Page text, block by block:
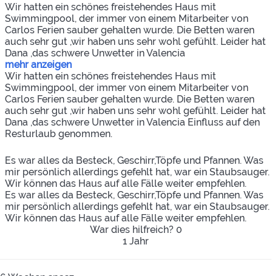
Wir hatten ein schönes freistehendes Haus mit
Swimmingpool, der immer von einem Mitarbeiter von
Carlos Ferien sauber gehalten wurde. Die Betten waren
auch sehr gut ,wir haben uns sehr wohl gefühlt. Leider hat
Dana ,das schwere Unwetter in Valencia
mehr anzeigen
Wir hatten ein schönes freistehendes Haus mit
Swimmingpool, der immer von einem Mitarbeiter von
Carlos Ferien sauber gehalten wurde. Die Betten waren
auch sehr gut ,wir haben uns sehr wohl gefühlt. Leider hat
Dana ,das schwere Unwetter in Valencia Einfluss auf den
Resturlaub genommen.
Es war alles da Besteck, Geschirr,Töpfe und Pfannen. Was
mir persönlich allerdings gefehlt hat, war ein Staubsauger.
Wir können das Haus auf alle Fälle weiter empfehlen.
Es war alles da Besteck, Geschirr,Töpfe und Pfannen. Was
mir persönlich allerdings gefehlt hat, war ein Staubsauger.
Wir können das Haus auf alle Fälle weiter empfehlen.
War dies hilfreich? 0
1 Jahr